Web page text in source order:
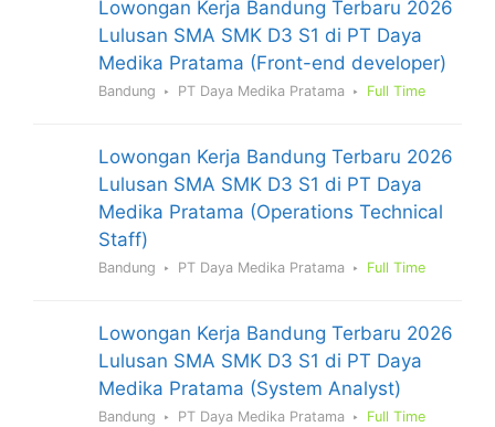
Lowongan Kerja Bandung Terbaru 2026
Lulusan SMA SMK D3 S1 di PT Daya
Medika Pratama (Front-end developer)
Bandung PT Daya Medika Pratama Full Time
Lowongan Kerja Bandung Terbaru 2026
Lulusan SMA SMK D3 S1 di PT Daya
Medika Pratama (Operations Technical
Staff)
Bandung PT Daya Medika Pratama Full Time
Lowongan Kerja Bandung Terbaru 2026
Lulusan SMA SMK D3 S1 di PT Daya
Medika Pratama (System Analyst)
Bandung PT Daya Medika Pratama Full Time